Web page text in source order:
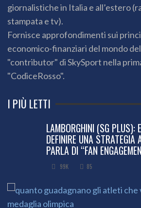
giornalistiche in Italia e all’estero
stampata e tv).
Fornisce approfondimenti sui
economico-finanziari del mondo
"contributor" di SkySport nella
"CodiceRosso".
I PIÙ LETTI
LAMBORGHINI (SG PLUS):
DEFINIRE UNA
PARLA DI “FAN
99K 85